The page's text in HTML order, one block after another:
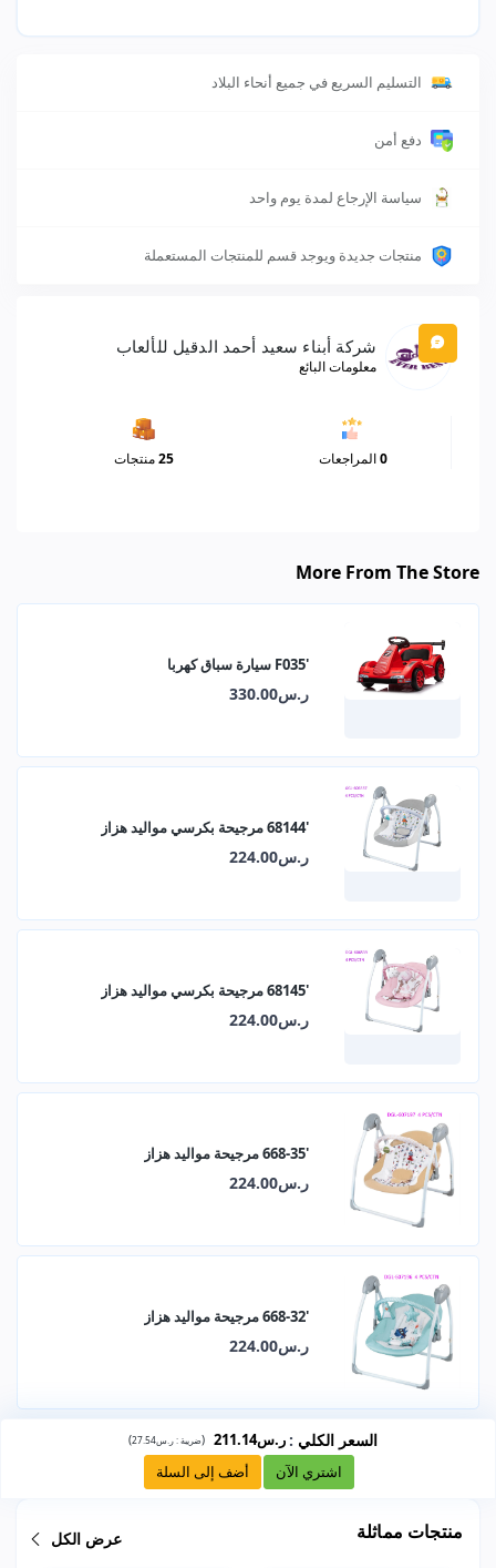
التسليم السريع في جميع أنحاء البلاد
دفع أمن
سياسة الإرجاع لمدة يوم واحد
منتجات جديدة ويوجد قسم للمنتجات المستعملة
شركة أبناء سعيد أحمد الدقيل للألعاب
معلومات البائع
0المراجعات 25منتجات
More From The Store
'F035 سيارة سباق كهربا
ر.س330.00
'68144 مرجيحة بكرسي مواليد هزاز
ر.س224.00
'68145 مرجيحة بكرسي مواليد هزاز
ر.س224.00
'668-35 مرجيحة مواليد هزاز
ر.س224.00
'668-32 مرجيحة مواليد هزاز
ر.س224.00
السعر الكلي : ر.س211.14 (ضريبة :ر.س27.54 )
اشتري الآن أضف إلى السلة
منتجات مماثلة عرض الكل